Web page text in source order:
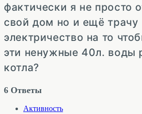
фактически я не просто
свой дом но и ещё трачу
электричество на то
эти ненужные 40л. воды
котла?
6 Ответы
Активность